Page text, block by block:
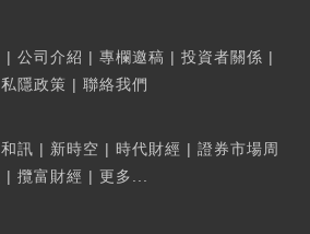
| 公司介紹 | 專欄邀稿 | 投資者關係 |
私隱政策 | 聯絡我們
和訊 | 新時空 | 時代財經 | 證券市場周
| 攬富財經 | 更多...